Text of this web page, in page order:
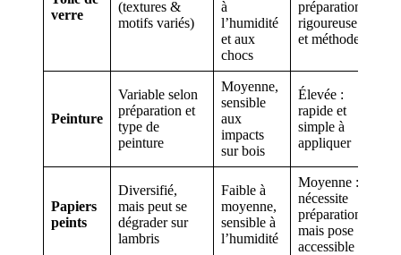
verre
(textures &
motifs variés)
à
l’humidité
et aux
chocs
préparation
rigoureuse
et méthode
Peinture
Variable selon
préparation et
type de
peinture
Moyenne,
sensible
aux
impacts
sur bois
Élevée :
rapide et
simple à
appliquer
Papiers
peints
Diversifié,
mais peut se
dégrader sur
lambris
Faible à
moyenne,
sensible à
l’humidité
Moyenne :
nécessite
préparation,
mais pose
accessible